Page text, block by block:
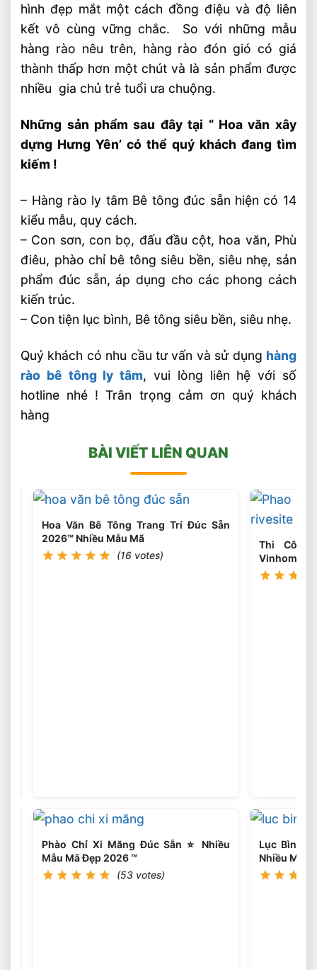
hình đẹp mắt một cách đồng điệu và độ liên
kết vô cùng vững chắc. So với những mẫu
hàng rào nêu trên, hàng rào đón gió có giá
thành thấp hơn một chút và là sản phẩm được
nhiều gia chủ trẻ tuổi ưa chuộng.
Những sản phẩm sau đây tại “ Hoa văn xây
dựng Hưng Yên’ có thể quý khách đang tìm
kiếm !
– Hàng rào ly tâm Bê tông đúc sẵn hiện có 14
kiểu mẫu, quy cách.
– Con sơn, con bọ, đấu đầu cột, hoa văn, Phù
điêu, phào chỉ bê tông siêu bền, siêu nhẹ, sản
phẩm đúc sẵn, áp dụng cho các phong cách
kiến trúc.
– Con tiện lục bình, Bê tông siêu bền, siêu nhẹ.
Quý khách có nhu cầu tư vấn và sử dụng hàng
rào bê tông ly tâm, vui lòng liên hệ với số
hotline nhé ! Trân trọng cảm ơn quý khách
hàng
BÀI VIẾT LIÊN QUAN
2026
Hoa Văn Bê Tông Trang Trí Đúc Sẵn
2026™ Nhiều Mẫu Mã
(16 votes)
Phào Chỉ Xi Măng Đúc Sẵn ⭐️ Nhiều
Mẫu Mã Đẹp 2026 ™
(53 votes)
Thi Công
Vinhomes
Và Anh
Lục Bình
Nhiều Mẫu